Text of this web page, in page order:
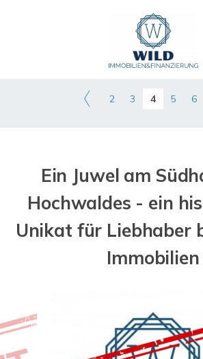
2 3 4 5 6
Ein Juwel am
Hochwaldes - ein
Unikat für Liebhaber
Immobilien